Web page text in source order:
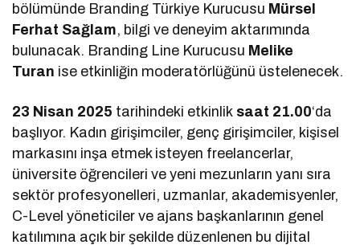
bölümünde Branding Türkiye Kurucusu Mürsel
Ferhat Sağlam, bilgi ve deneyim aktarımında
bulunacak. Branding Line Kurucusu Melike
Turan ise etkinliğin moderatörlüğünü üstelenecek.
23 Nisan 2025 tarihindeki etkinlik saat 21.00‘da
başlıyor. Kadın girişimciler, genç girişimciler, kişisel
markasını inşa etmek isteyen freelancerlar,
üniversite öğrencileri ve yeni mezunların yanı sıra
sektör profesyonelleri, uzmanlar, akademisyenler,
C-Level yöneticiler ve ajans başkanlarının genel
katılımına açık bir şekilde düzenlenen bu dijital